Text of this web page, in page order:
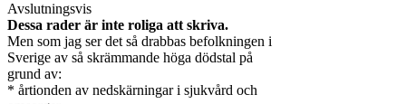
Avslutningsvis
Dessa rader är inte roliga att skriva.
Men som jag ser det så drabbas befolkningen i
Sverige av så skrämmande höga dödstal på
grund av:
* årtionden av nedskärningar i sjukvård och